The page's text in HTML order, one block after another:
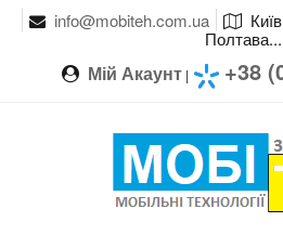
info@mobiteh.com.ua
Полтава...
Мій Акаунт | +38